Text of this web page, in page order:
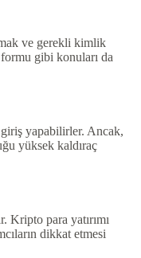
ve gerekli kimlik
gibi konuları da
giriş yapabilirler. Ancak,
yüksek kaldıraç
para yatırımı
dikkat etmesi